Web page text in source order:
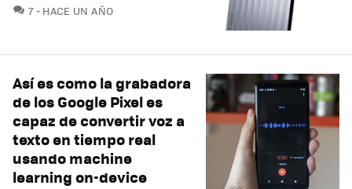
7COMENTARIOS
HACE UN AÑO
Así es como la grabadora
de los Google Pixel es
capaz de convertir voz a
texto en tiempo real
usando machine
learning on-device